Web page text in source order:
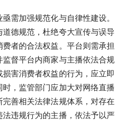
需加强规范化与自律性建设。
德规范，杜绝夸大宣传与误导
者的合法权益。平台则需承担
督平台内商家与主播依法合规
害消费者权益的行为，应立即
，监管部门应加大对网络直播
善相关法律法规体系，对存在
违规行为的主播，依法予以严